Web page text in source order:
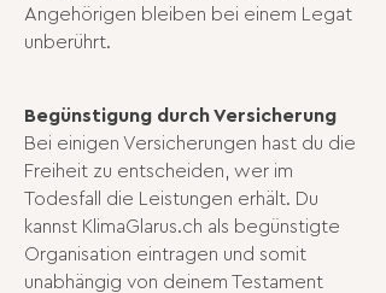
Angehörigen bleiben bei einem Legat
unberührt.
Begünstigung durch Versicherung
Bei einigen Versicherungen hast du die
Freiheit zu entscheiden, wer im
Todesfall die Leistungen erhält. Du
kannst KlimaGlarus.ch als begünstigte
Organisation eintragen und somit
unabhängig von deinem Testament